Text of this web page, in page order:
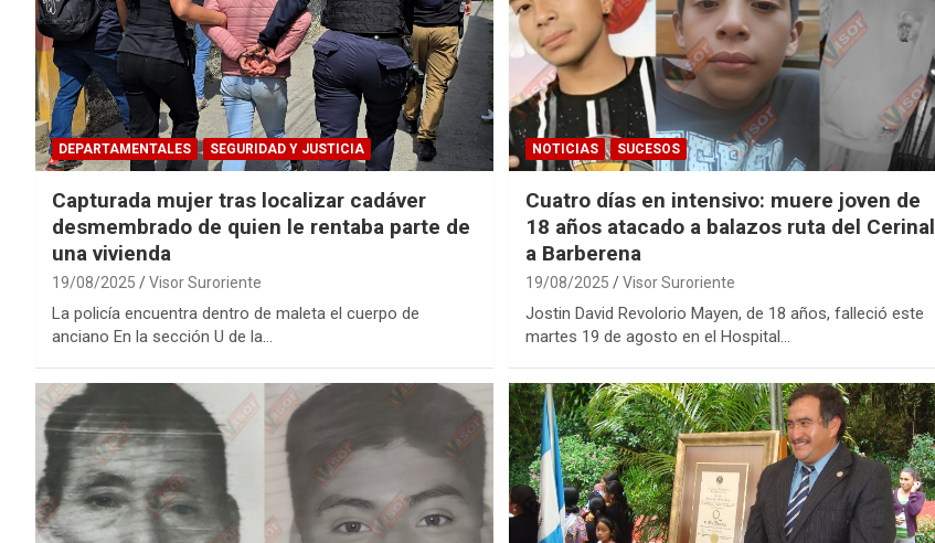
DEPARTAMENTALES SEGURIDAD Y JUSTICIA
Capturada mujer tras localizar cadáver
desmembrado de quien le rentaba parte de
una vivienda
19/08/2025 Visor Suroriente
La policía encuentra dentro de maleta el cuerpo de
anciano En la sección U de la…
NOTICIAS SUCESOS
Cuatro días en intensivo: muere joven de
18 años atacado a balazos ruta del Cerinal
a Barberena
19/08/2025 Visor Suroriente
Jostin David Revolorio Mayen, de 18 años, falleció este
martes 19 de agosto en el Hospital…